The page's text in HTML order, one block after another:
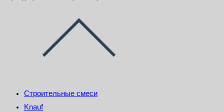
Строительные смеси
Knauf